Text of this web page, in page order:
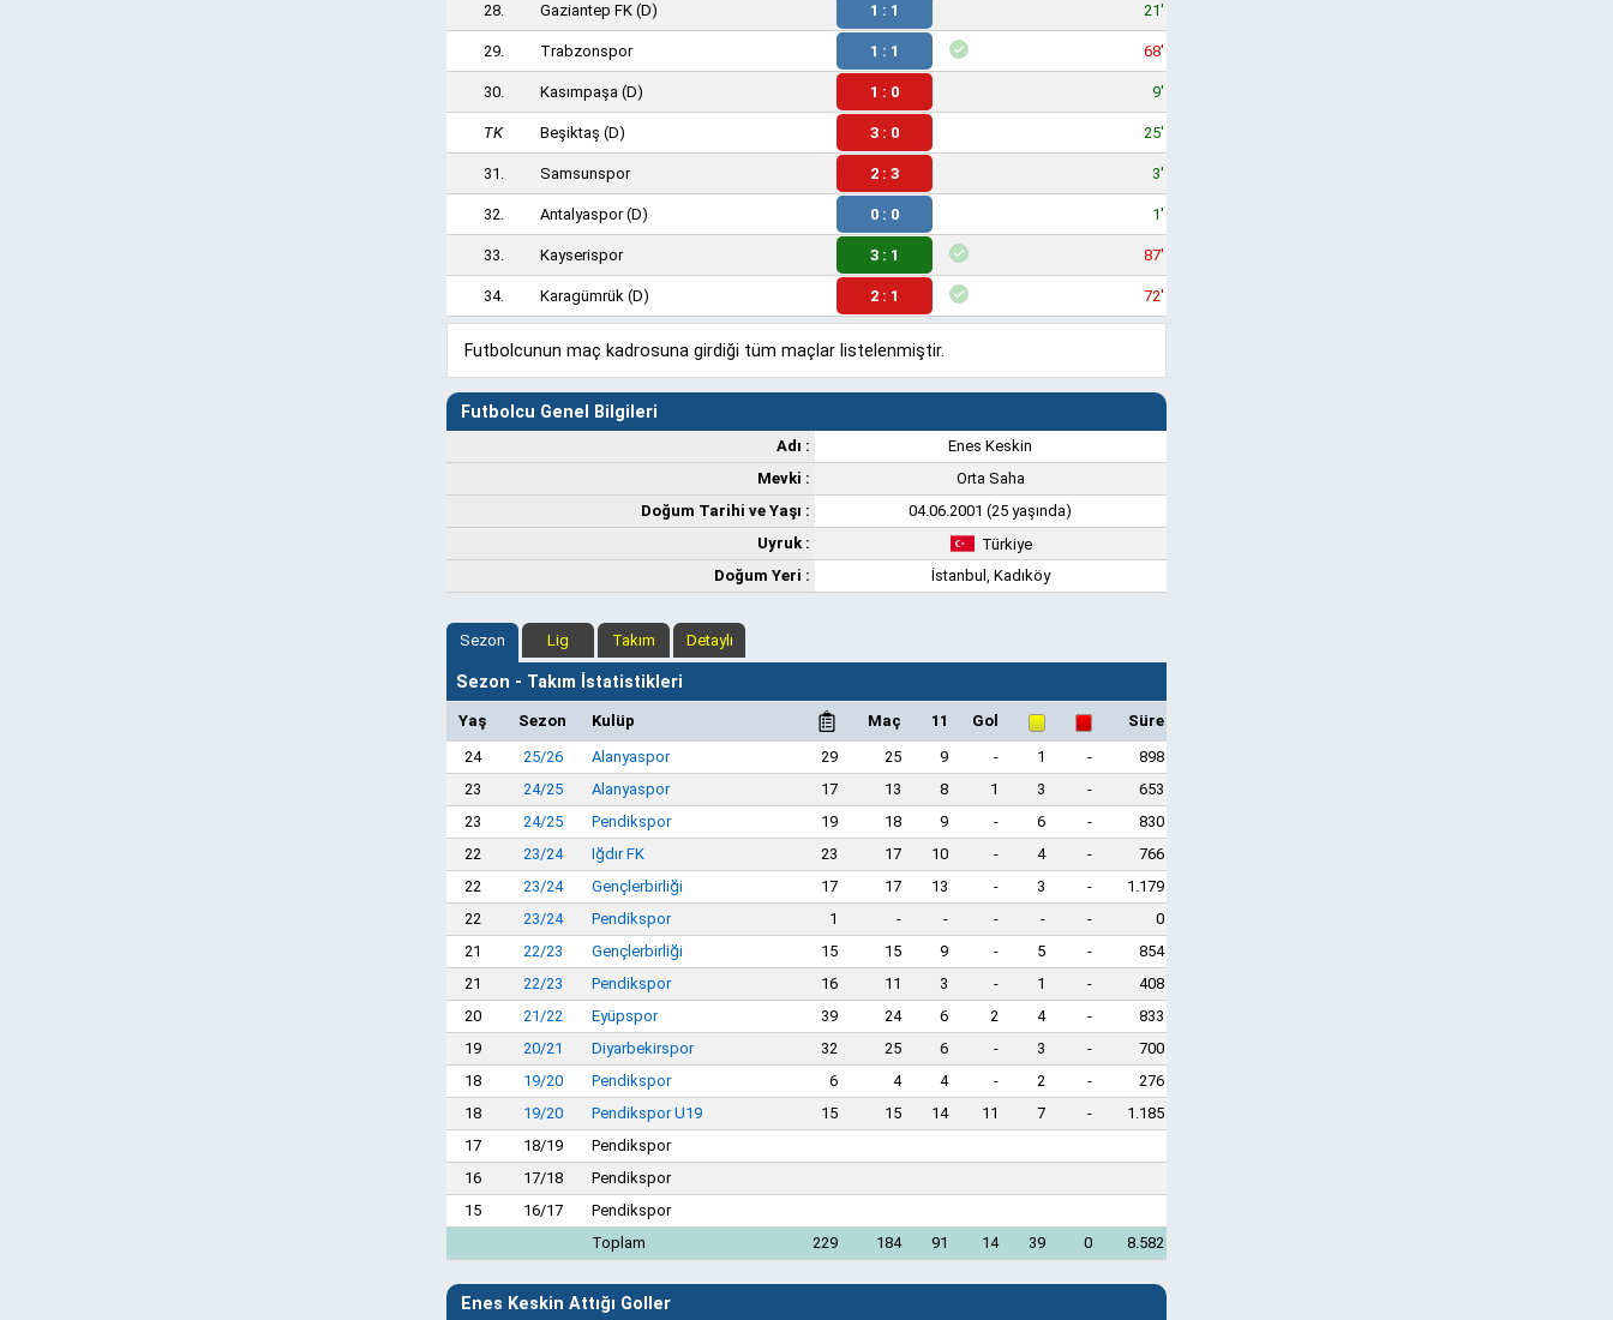
28. Gaziantep FK (D) 1 : 1 21'
29. Trabzonspor 1 : 1 68'
30. Kasımpaşa (D) 1 : 0 9'
TK Beşiktaş (D) 3 : 0 25'
31. Samsunspor 2 : 3 3'
32. Antalyaspor(D) 0 : 0 1'
33. Kayserispor 3 : 1 87'
34. Karagümrük (D) 2 : 1 72'
Futbolcunun maç kadrosuna girdiği tüm maçlar listelenmiştir.
Futbolcu Genel Bilgileri
Adı :
Enes Keskin
Mevki :
Orta Saha
Doğum Tarihi ve Yaşı :
04.06.2001 (25 yaşında)
Uyruk :
Türkiye
Doğum Yeri :
İstanbul, Kadıköy
Sezon Lig Takım Detaylı
Sezon - Takım İstatistikleri
Yaş Sezon Kulüp Maç 11 Gol
Süre
24
25/26 Alanyaspor 29 25 9 - 1 -
898
23
24/25 Alanyaspor 17 13 8 1 3 -
653
23
24/25 Pendikspor 19 18 9 - 6 -
830
22
23/24 Iğdır FK 23 17 10 - 4 -
766
22
23/24 Gençlerbirliği 17 17 13 - 3 -
1.179
22
23/24 Pendikspor 1 - - - - -
0
21
22/23 Gençlerbirliği 15 15 9 - 5 -
854
21
22/23 Pendikspor 16 11 3 - 1 -
408
20
21/22 Eyüpspor 39 24 6 2 4 -
833
19
20/21 Diyarbekirspor 32 25 6 - 3 -
700
18
19/20 Pendikspor 6 4 4 - 2 -
276
18
19/20 Pendikspor U19 15 15 14 11 7 -
1.185
17
18/19
Pendikspor
16
17/18
Pendikspor
15
16/17
Pendikspor
Toplam
229 184 91 14 39 0 8.582
Enes Keskin Attığı Goller